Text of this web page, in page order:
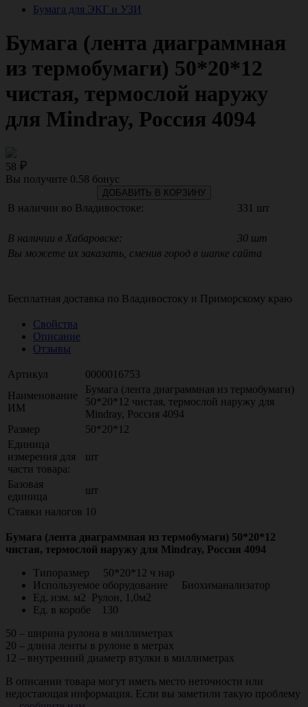
Бумага для ЭКГ и УЗИ
Бумага (лента диаграммная
из термобумаги) 50*20*12
чистая, термослой наружу
для Mindray, Россия 4094
58
Вы получите 0.58 бонус
ДОБАВИТЬ В КОРЗИНУ
В наличии во Владивостоке: 331 шт
В наличии в Хабаровске:
30 шт
Вы можете их заказать, сменив город в шапке сайта
Бесплатная доставка по Владивостоку и Приморскому краю
Свойства
Описание
Отзывы
Артикул
0000016753
Наименование
ИМ
Бумага (лента диаграммная из термобумаги)
50*20*12 чистая, термослой наружу для
Mindray, Россия 4094
Размер
50*20*12
Единица
измерения для
части товара:
шт
Базовая
единица
шт
Ставки налогов 10
Бумага (лента диаграммная из термобумаги) 50*20*12
чистая, термослой наружу для Mindray, Россия 4094
Типоразмер 50*20*12 ч нар
Используемое оборудование Биохиманализатор
Ед. изм. м2 Рулон, 1,0м2
Ед. в коробе 130
50 – ширина рулона в миллиметрах
20 – длина ленты в рулоне в метрах
12 – внутренний диаметр втулки в миллиметрах
В описании товара могут иметь место неточности или
недостающая информация. Если вы заметили такую проблему